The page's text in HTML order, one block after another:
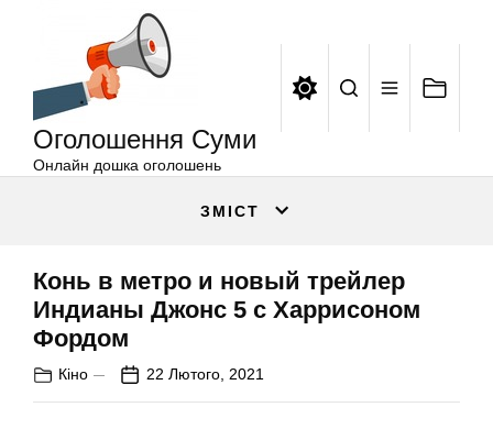
Оголошення Суми
Онлайн дошка оголошень
ЗМІСТ
Конь в метро и новый трейлер
Индианы Джонс 5 с Харрисоном
Фордом
Кіно 22 Лютого, 2021